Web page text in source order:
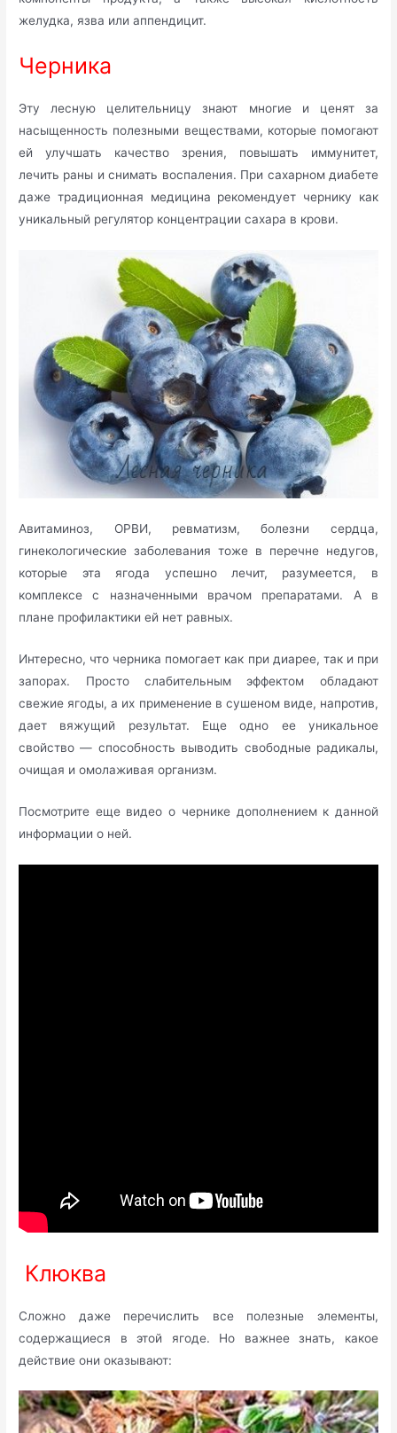
желудка, язва или аппендицит.
Черника
Эту лесную целительницу знают многие и ценят за
насыщенность полезными веществами, которые помогают
ей улучшать качество зрения, повышать иммунитет,
лечить раны и снимать воспаления. При сахарном диабете
даже традиционная медицина рекомендует чернику как
уникальный регулятор концентрации сахара в крови.
Авитаминоз, ОРВИ, ревматизм, болезни сердца,
гинекологические заболевания тоже в перечне недугов,
которые эта ягода успешно лечит, разумеется, в
комплексе с назначенными врачом препаратами. А в
плане профилактики ей нет равных.
Интересно, что черника помогает как при диарее, так и при
запорах. Просто слабительным эффектом обладают
свежие ягоды, а их применение в сушеном виде, напротив,
дает вяжущий результат. Еще одно ее уникальное
свойство — способность выводить свободные радикалы,
очищая и омолаживая организм.
Посмотрите еще видео о чернике дополнением к данной
информации о ней.
Клюква
Сложно даже перечислить все полезные элементы,
содержащиеся в этой ягоде. Но важнее знать, какое
действие они оказывают: